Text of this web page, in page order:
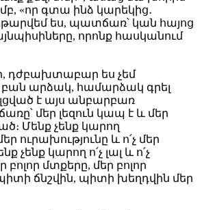
«որ գտա ինձ կարեկից․
ես, պատճառ՝ կան հայոց
որոնք հասկանում
դժբախտաբար ես չեմ
բան արձակ, համարձակ գրել
է այս անբարբառ
մեր լեզուն կապ է և մեր
Մենք չենք կարող
ուրախությունը և ո՛չ մեր
չենք կարող ո՛չ լալ և ո՛չ
բոլոր մտքերը, մեր բոլոր
ճնշվին, պիտի խեղդվին մեր